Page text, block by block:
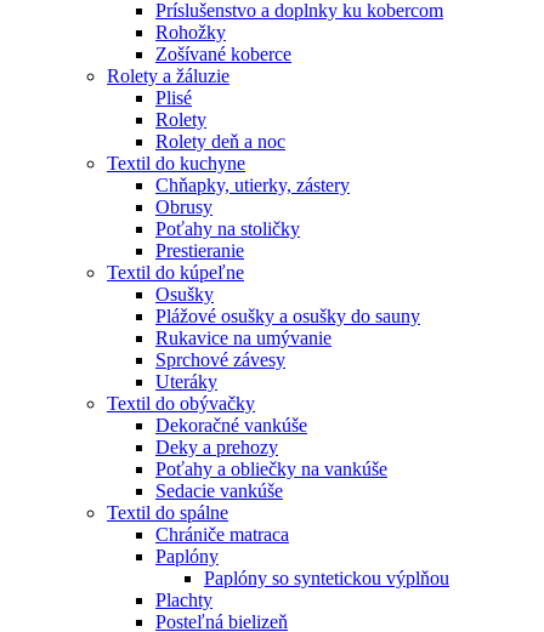
Príslušenstvo a doplnky ku kobercom
Rohožky
Zošívané koberce
Rolety a žáluzie
Plisé
Rolety
Rolety deň a noc
Textil do kuchyne
Chňapky, utierky, zástery
Obrusy
Poťahy na stoličky
Prestieranie
Textil do kúpeľne
Osušky
Plážové osušky a osušky do sauny
Rukavice na umývanie
Sprchové závesy
Uteráky
Textil do obývačky
Dekoračné vankúše
Deky a prehozy
Poťahy a obliečky na vankúše
Sedacie vankúše
Textil do spálne
Chrániče matraca
Paplóny
Paplóny so syntetickou výplňou
Plachty
Posteľná bielizeň